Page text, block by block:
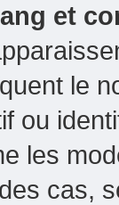
et
le
ou
les
cas,